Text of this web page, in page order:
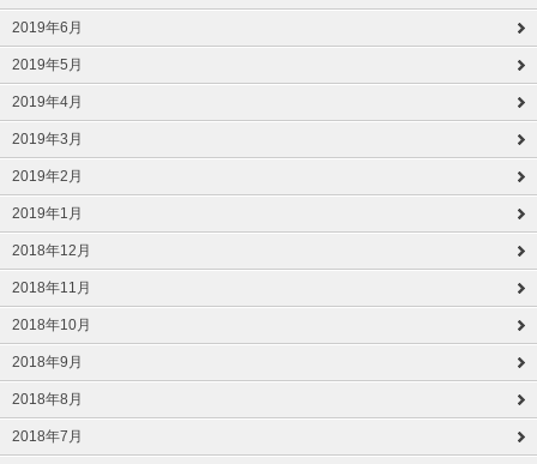
2019年6月
2019年5月
2019年4月
2019年3月
2019年2月
2019年1月
2018年12月
2018年11月
2018年10月
2018年9月
2018年8月
2018年7月